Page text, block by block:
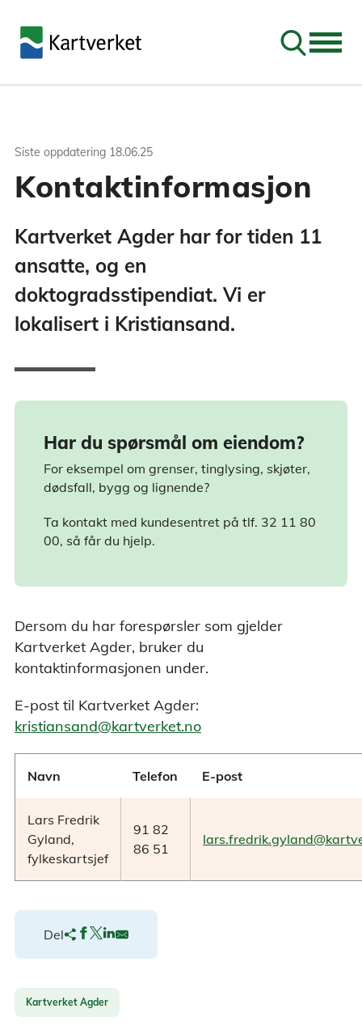
Søk
Siste oppdatering 18.06.25
Kontaktinformasjon
Kartverket Agder har for tiden 11
ansatte, og en
doktogradsstipendiat. Vi er
lokalisert i Kristiansand.
Har du spørsmål om eiendom?
For eksempel om grenser, tinglysing, skjøter,
dødsfall, bygg og lignende?
Ta kontakt med kundesentret på tlf. 32 11 80
00, så får du hjelp.
Dersom du har forespørsler som gjelder
Kartverket Agder, bruker du
kontaktinformasjonen under.
E-post til Kartverket Agder:
kristiansand@kartverket.no
Navn Telefon E-post
Lars Fredrik
Gyland,
fylkeskartsjef
91 82
86 51
Del
Kartverket Agder